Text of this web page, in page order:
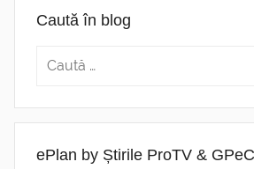
Caută în blog
ePlan by Știrile ProTV & GPeC